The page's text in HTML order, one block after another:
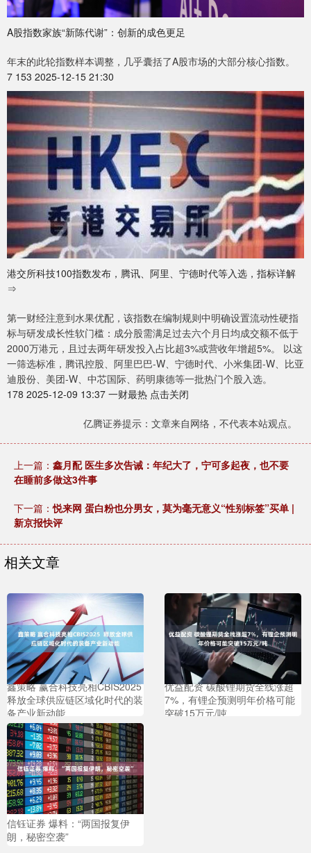
A股指数家族“新陈代谢”：创新的成色更足
年末的此轮指数样本调整，几乎囊括了A股市场的大部分核心指数。
7 153 2025-12-15 21:30
港交所科技100指数发布，腾讯、阿里、宁德时代等入选，指标详解
⇒
第一财经注意到水果优配，该指数在编制规则中明确设置流动性硬指
标与研发成长性软门槛：成分股需满足过去六个月日均成交额不低于
2000万港元，且过去两年研发投入占比超3%或营收年增超5%。 以这
一筛选标准，腾讯控股、阿里巴巴-W、宁德时代、小米集团-W、比亚
迪股份、美团-W、中芯国际、药明康德等一批热门个股入选。
178 2025-12-09 13:37 一财最热 点击关闭
亿腾证券提示：文章来自网络，不代表本站观点。
上一篇： 鑫月配 医生多次告诫：年纪大了，宁可多起夜，也不要
在睡前多做这3件事
下一篇：悦来网 蛋白粉也分男女，莫为毫无意义“性别标签”买单 |
新京报快评
相关文章
鑫策略 赢合科技亮相CBIS2025
释放全球供应链区域化时代的装
备产业新动能
优益配资 碳酸锂期货全线涨超
7%，有锂企预测明年价格可能
突破15万元/吨
信钰证券 爆料：“两国报复伊
朗，秘密空袭”